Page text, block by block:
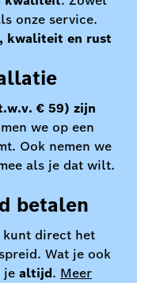
onze service.
kwaliteit en rust
€ 59) zijn
we op een
Ook nemen we
als je dat wilt.
betalen
direct het
Wat je ook
je altijd. Meer